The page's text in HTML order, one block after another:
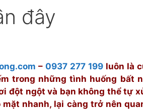
đây
–0937 277 199 luôn là
trong những tình huống bất
đột ngột và bạn không thể tự
nhanh, lại càng trở nên